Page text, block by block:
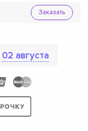
Заказать
02 августа